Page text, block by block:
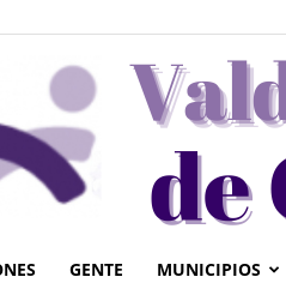
GENTE MUNICIPIOS